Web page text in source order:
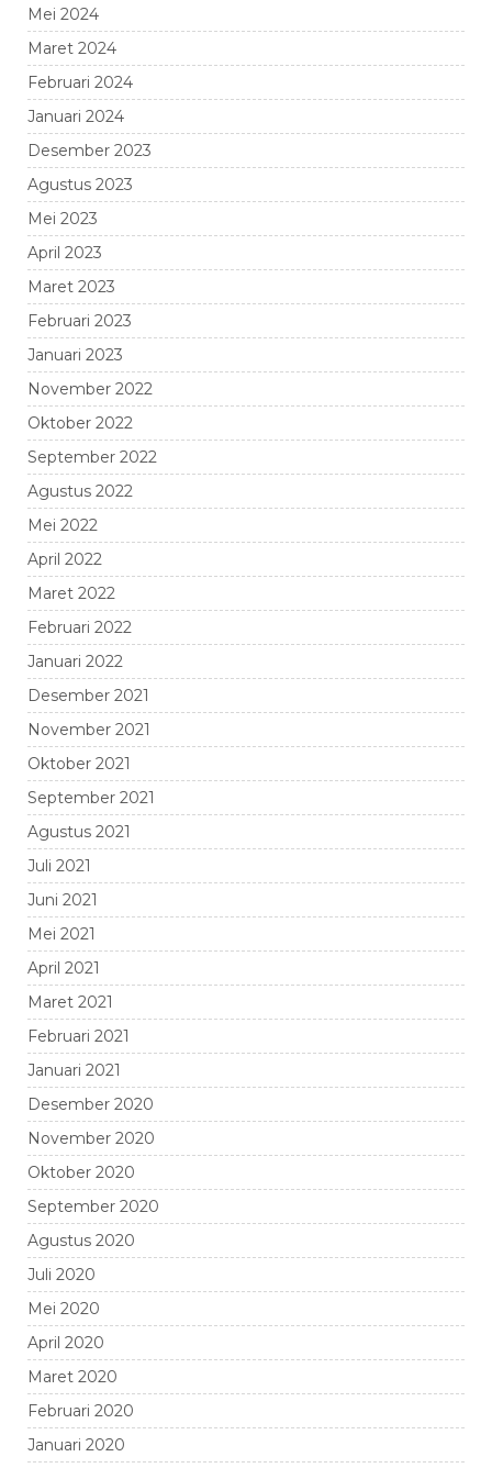
Mei 2024
Maret 2024
Februari 2024
Januari 2024
Desember 2023
Agustus 2023
Mei 2023
April 2023
Maret 2023
Februari 2023
Januari 2023
November 2022
Oktober 2022
September 2022
Agustus 2022
Mei 2022
April 2022
Maret 2022
Februari 2022
Januari 2022
Desember 2021
November 2021
Oktober 2021
September 2021
Agustus 2021
Juli 2021
Juni 2021
Mei 2021
April 2021
Maret 2021
Februari 2021
Januari 2021
Desember 2020
November 2020
Oktober 2020
September 2020
Agustus 2020
Juli 2020
Mei 2020
April 2020
Maret 2020
Februari 2020
Januari 2020